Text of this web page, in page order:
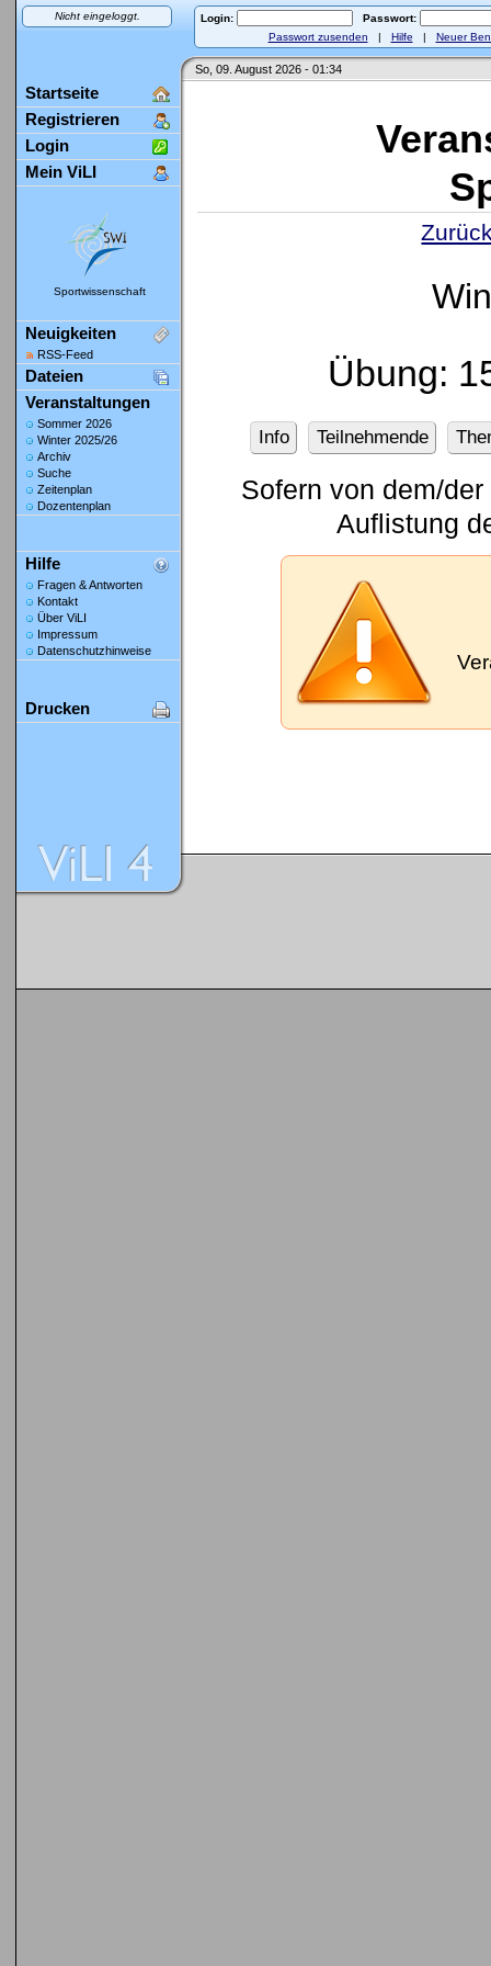
Nicht eingeloggt. Login:
Passwort:
Passwort zusenden | Hilfe | Neuer
So, 09. August 2026 - 01:34
Startseite
Registrieren
Login
Mein ViLI
Sportwissenschaft
Neuigkeiten
RSS-Feed
Dateien
Veranstaltungen
Sommer 2026
Winter 2025/26
Archiv
Suche
Zeitenplan
Dozentenplan
Hilfe
Fragen & Antworten
Kontakt
Über ViLI
Impressum
Datenschutzhinweise
Drucken
Übung:
Info Teilnehmende
Sofern von dem/
Auflistung